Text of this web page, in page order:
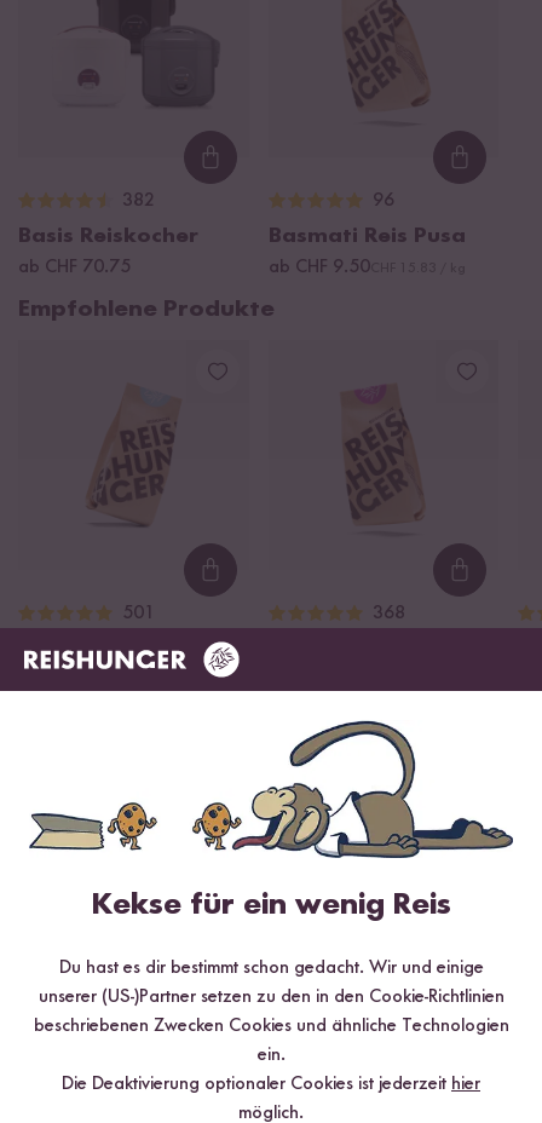
Loading...
382
Basis Reiskocher
ab CHF 70.75
96
Basmati Reis Pusa
ab CHF 9.50CHF 15.83 / kg
Empfohlene Produkte
Loading...
501
Bio Basmati Reis
368
Kekse für ein wenig Reis
Du hast es dir bestimmt schon gedacht. Wir und einige
unserer (US-)Partner setzen zu den in den Cookie-Richtlinien
beschriebenen Zwecken Cookies und ähnliche Technologien
ein.
Die Deaktivierung optionaler Cookies ist jederzeit hier
möglich.